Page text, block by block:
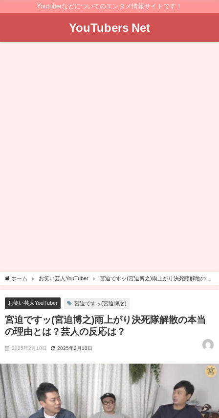
Youtuberなどについてのエンタメ情報サイトです！
YouTubers Net
ホーム お笑い芸人YouTuber
宮迫ですッ(宮迫博之)雨上がり決死隊解散の本
当の理由とは？芸人の反応は？
お笑い芸人YouTuber 宮迫ですッ(宮迫博之)
宮迫ですッ(宮迫博之)雨上がり決死隊解散の本当
の理由とは？芸人の反応は？
2025年2月10日 2025年2月10日